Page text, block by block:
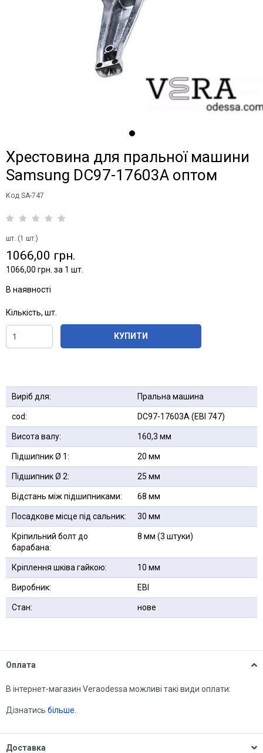
Хрестовина для пральної машини
Samsung DC97-17603А оптом
Код SA-747
шт. (1 шт.)
1066,00 грн.
1066,00 грн. за 1 шт.
В наявності
Кількість, шт.
КУПИТИ
Виріб для: Пральна машина
cod: DC97-17603А (EBI 747)
Висота валу: 160,3 мм
Підшипник Ø 1: 20 мм
Підшипник Ø 2: 25 мм
Відстань між підшипниками: 68 мм
Посадкове місце під сальник: 30 мм
Кріпильний болт до
барабана:
8 мм (3 штуки)
Кріплення шківа гайкою: 10 мм
Виробник: EBI
Стан: нове
Оплата
В інтернет-магазин Veraodessa можливі такі види оплати:
Дізнатись більше.
Доставка